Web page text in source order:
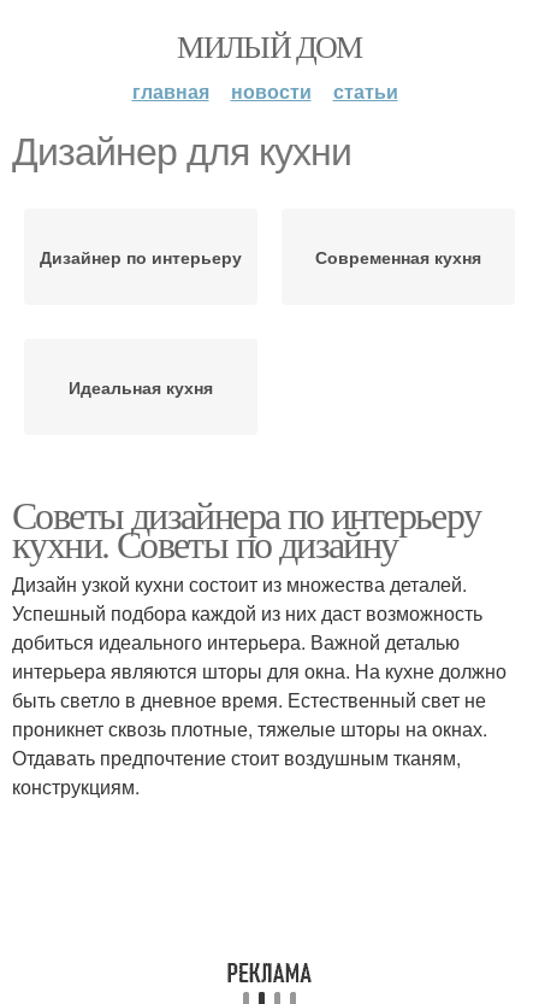
МИЛЫЙ ДОМ
главная новости статьи
Дизайнер для кухни
Дизайнер по интерьеру Современная кухня
Идеальная кухня
Советы дизайнера по интерьеру
кухни. Советы по дизайну
Дизайн узкой кухни состоит из множества деталей.
Успешный подбора каждой из них даст возможность
добиться идеального интерьера. Важной деталью
интерьера являются шторы для окна. На кухне должно
быть светло в дневное время. Естественный свет не
проникнет сквозь плотные, тяжелые шторы на окнах.
Отдавать предпочтение стоит воздушным тканям,
конструкциям.